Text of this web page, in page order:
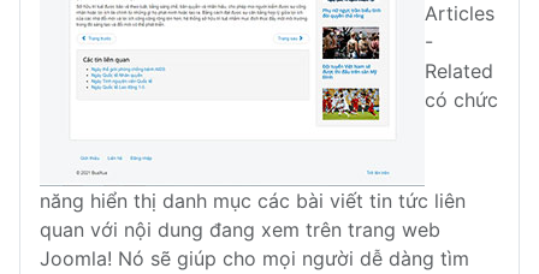
Articles
-
Related
có chức
năng hiển thị danh mục các bài viết tin tức liên
quan với nội dung đang xem trên trang web
Joomla! Nó sẽ giúp cho mọi người dễ dàng tìm